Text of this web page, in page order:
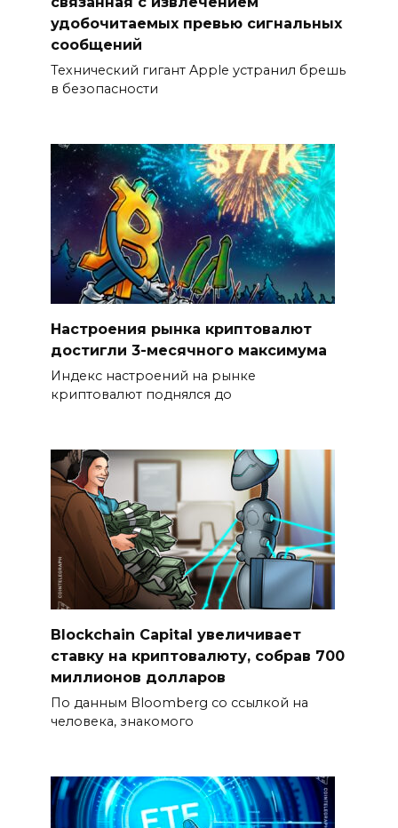
удобочитаемых превью сигнальных
сообщений
Технический гигант Apple устранил брешь
в безопасности
Настроения рынка криптовалют
достигли 3-месячного максимума
Индекс настроений на рынке
криптовалют поднялся до
Blockchain Capital увеличивает
ставку на криптовалюту, собрав 700
миллионов долларов
По данным Bloomberg со ссылкой на
человека, знакомого